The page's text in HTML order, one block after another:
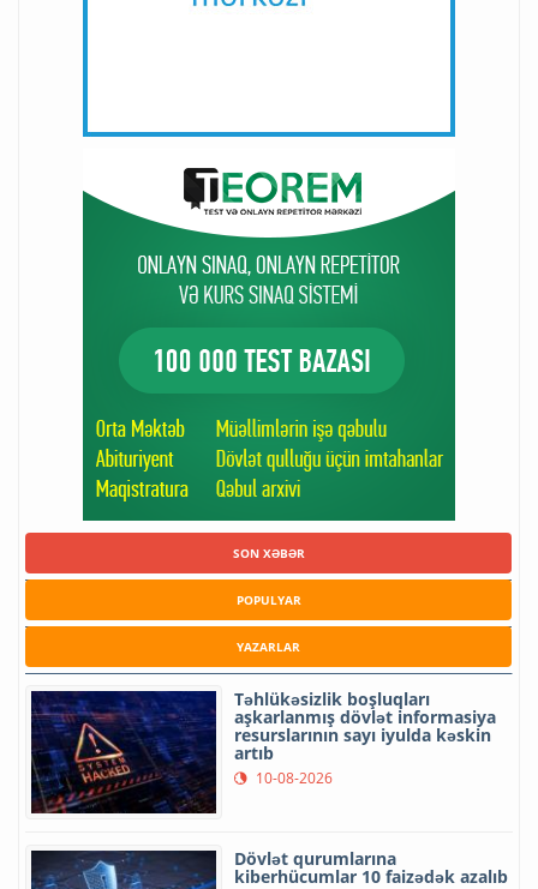
SON XƏBƏR
POPULYAR
YAZARLAR
Təhlükəsizlik boşluqları
aşkarlanmış dövlət informasiya
resurslarının sayı iyulda kəskin
artıb
10-08-2026
Dövlət qurumlarına
kiberhücumlar 10 faizədək azalıb